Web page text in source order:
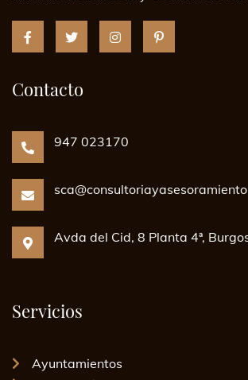
Contacto
947 023170
Avda del Cid, 8 Planta 4ª,
Servicios
Ayuntamientos